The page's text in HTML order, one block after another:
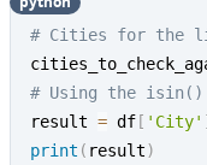
# Cities for the
# Using the isin()
result = df [ 'City' ]
print ( result)